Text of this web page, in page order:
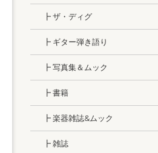
┣ ザ・ディグ
┣ ギター弾き語り
┣ 写真集＆ムック
┣ 書籍
┣ 楽器雑誌&ムック
┣ 雑誌